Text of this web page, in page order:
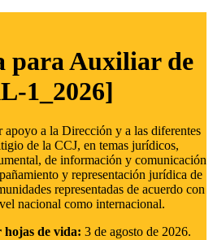
para Auxiliar de
1_2026]
apoyo a la Dirección y a las diferentes
de la CCJ, en temas jurídicos,
de información y comunicación
y representación jurídica de
representadas de acuerdo con
nacional como internacional.
de vida: 3 de agosto de 2026.